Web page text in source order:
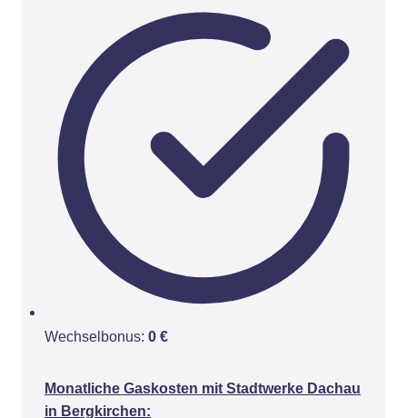
Wechselbonus: 0 €
Monatliche Gaskosten mit Stadtwerke Dachau
in Bergkirchen: